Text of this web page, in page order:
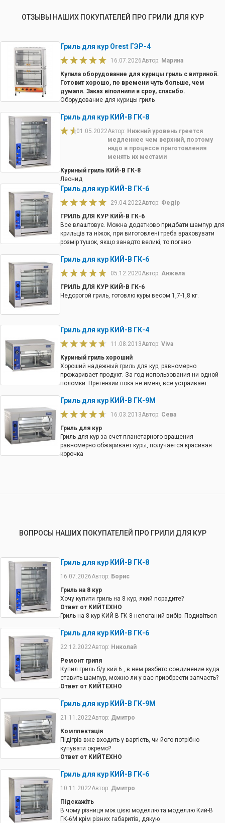
ОТЗЫВЫ НАШИХ ПОКУПАТЕЛЕЙ ПРО ГРИЛИ ДЛЯ КУР
Гриль для кур Orest ГЭР-4
16.07.2026Автор: Марина
Купила оборудование для курицы гриль с витриной.
Готовит хорошо, по времени чуть больше, чем
думали. Заказ віполнили в сроу, спасибо.
Оборудование для курицы гриль
Гриль для кур КИЙ-В ГК-8
01.05.2022Автор: Нижний уровень греется
медленнее чем верхний, поэтому
надо в процессе приготовления
менять их местами
Куриный гриль КИЙ-В ГК-8
Леонид
Гриль для кур КИЙ-В ГК-6
29.04.2022Автор: Федір
ГРИЛЬ ДЛЯ КУР КИЙ-В ГК-6
Все влаштовує. Можна додатково придбати шампур для
крильців та ніжок, при виготовлені треба враховувати
розмір тушок, якщо занадто великі, то погано
оперативність ,бо треба було терміново
Гриль для кур КИЙ-В ГК-6
05.12.2020Автор: Анжела
ГРИЛЬ ДЛЯ КУР КИЙ-В ГК-6
Недорогой гриль, готовлю куры весом 1,7-1,8 кг.
Гриль для кур КИЙ-В ГК-4
11.08.2013Автор: Viva
Куриный гриль хороший
Хороший надежный гриль для кур, равномерно
прожаривает продукт. За год использования ни одной
поломки. Претензий пока не имею, всё устраивает.
Гриль для кур КИЙ-В ГК-9М
16.03.2013Автор: Сева
Гриль для кур
Гриль для кур за счет планетарного вращения
равномерно обжаривает куры, получается красивая
корочка
ВОПРОСЫ НАШИХ ПОКУПАТЕЛЕЙ ПРО ГРИЛИ ДЛЯ КУР
Гриль для кур КИЙ-В ГК-8
16.07.2026Автор: Борис
Гриль на 8 кур
Хочу купити гриль на 8 кур, який порадите?
Ответ от КИЙТЕХНО
Гриль на 8 кур КИЙ-В ГК-8 непоганий вибір. Подивіться
Гриль для кур КИЙ-В ГК-6
22.12.2022Автор: Николай
Ремонт гриля
Купил гриль б/у кий 6 , в нем разбито соединение куда
ставить шампур, можно ли у вас приобрести запчасть?
Ответ от КИЙТЕХНО
Гриль для кур КИЙ-В ГК-9М
21.11.2022Автор: Дмитро
Комплектація
Підігрів вже входить у вартість, чи його потрібно
купувати окремо?
Ответ от КИЙТЕХНО
Гриль для кур КИЙ-В ГК-6
10.11.2022Автор: Дмитро
Підскажіть
В чому різниця між цією моделлю та моделлю Кий-В
ГК-6М крім різних габаритів, дякую